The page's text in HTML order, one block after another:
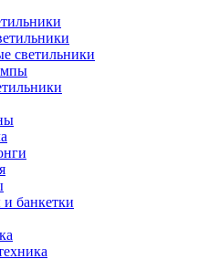
светильники
банкетки